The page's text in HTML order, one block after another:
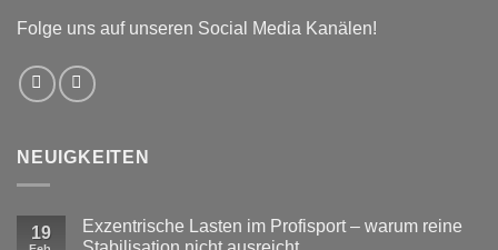
Folge uns auf unseren Social Media Kanälen!
NEUIGKEITEN
19
Exzentrische Lasten im Profisport – warum reine